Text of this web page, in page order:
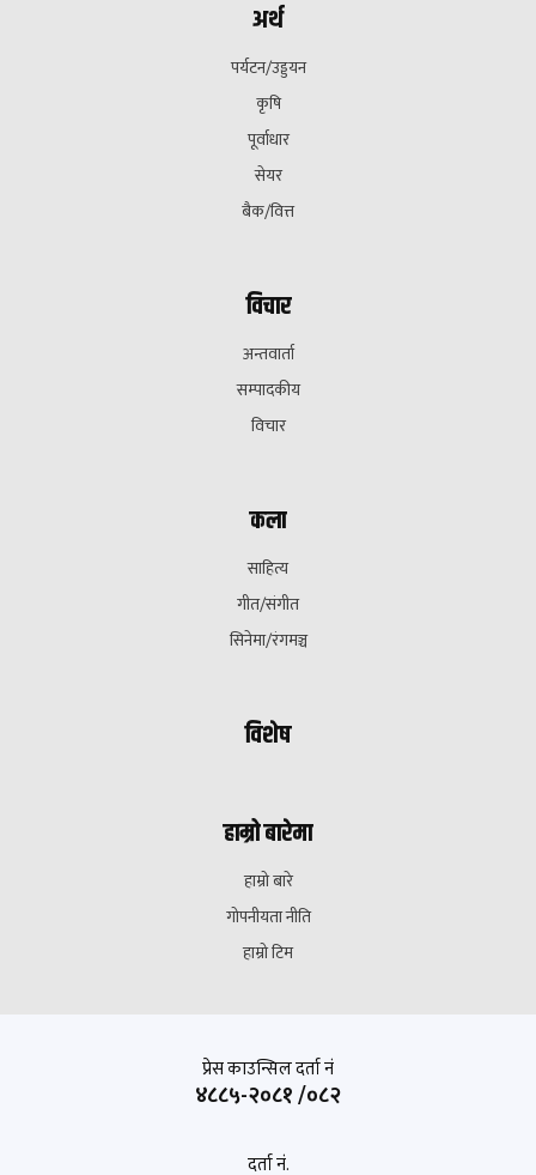
अर्थ
पर्यटन/उड्डयन
कृषि
पूर्वाधार
सेयर
बैक/वित्त
विचार
अन्तवार्ता
सम्पादकीय
विचार
कला
साहित्य
गीत/संगीत
सिनेमा/रंगमञ्च
विशेष
हाम्रो बारेमा
हाम्रो बारे
गोपनीयता नीति
हाम्रो टिम
प्रेस काउन्सिल दर्ता नं
४८८५-२०८१ /०८२
दर्ता नं.